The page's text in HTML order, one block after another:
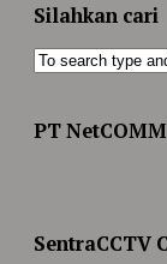
Silahkan cari
PT
SentraCCTV